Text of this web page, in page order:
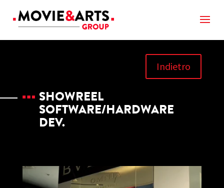
Indietro
SHOWREEL
SOFTWARE/HARDWARE
DEV.